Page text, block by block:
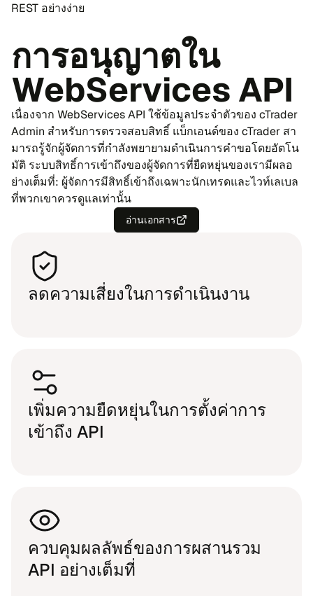
REST อย่าง​ง่าย
กา​รอนุ​ญาต​ใน
WebServices API
เนื่อง​จาก WebServices API ใช้ข้อ​มูล​ประ​จำ​ตัว​ของ cTrader
Admin สำ​หรับ​การ​ตรวจ​สอบ​สิทธิ์ แบ็ก​เอนด์ของ cTrader สา​
มารถ​รู้​จักผู้​จัด​การ​ที่กำ​ลังพยา​ยาม​ดำ​เนิน​การ​คำ​ขอ​โดย​อัต​โน​
มัติ ระ​บบ​สิทธิ์​การ​เข้า​ถึง​ของ​ผู้​จัด​การ​ที่ยืด​หยุ่น​ของ​เรา​มี​ผลอ
ย่าง​เต็ม​ที่: ผู้​จัด​กา​รมี​สิทธิ์​เข้า​ถึง​เฉพาะ​นัก​เทรด​และ​ไวท์​เล​เบล
ที่พวก​เขา​ควร​ดูแล​เท่า​นั้น
อ่าน​เอก​สาร
ลด​ความ​เสี่ยง​ใน​การ​ดำ​เนิน​งาน
เพิ่ม​ความยืด​หยุ่น​ใน​การ​ตั้ง​ค่า​การ​
เข้า​ถึง API
ควบ​คุม​ผล​ลัพธ์ของ​การผสาน​รวม
API อย่าง​เต็ม​ที่